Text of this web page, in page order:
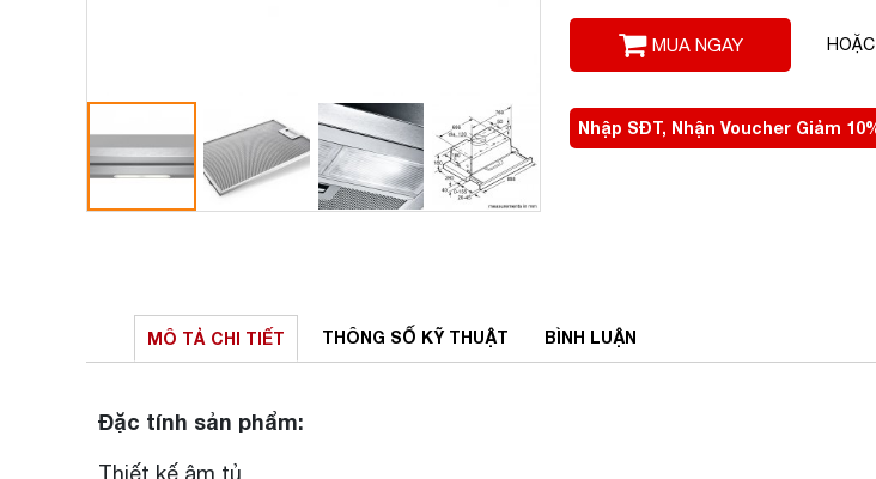
MUA NGAY HOẶC
Nhập SĐT, Nhận Voucher Giảm
MÔ TẢ CHI TIẾT THÔNG SỐ KỸ THUẬT BÌNH LUẬN
Đặc tính sản phẩm:
Thiết kế âm tủ